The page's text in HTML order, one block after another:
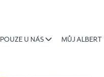
POUZE U NÁS MŮJ ALBERT